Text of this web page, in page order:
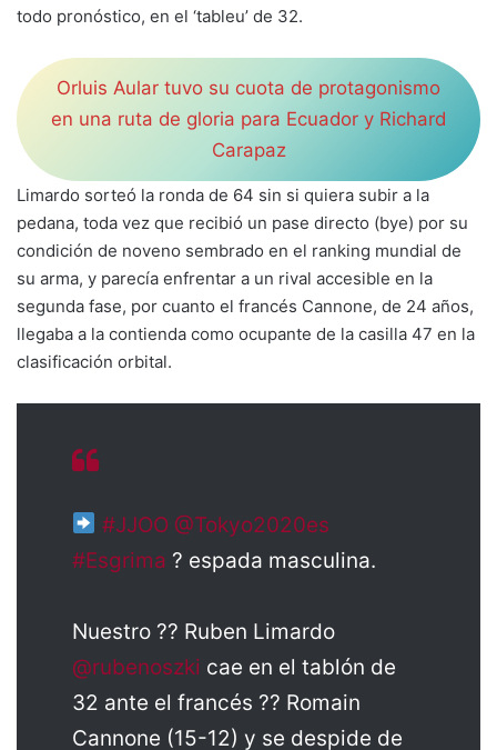
todo pronóstico, en el ‘tableu’ de 32.
Orluis Aular tuvo su cuota de protagonismo
en una ruta de gloria para Ecuador y Richard
Carapaz
Limardo sorteó la ronda de 64 sin si quiera subir a la
pedana, toda vez que recibió un pase directo (bye) por su
condición de noveno sembrado en el ranking mundial de
su arma, y parecía enfrentar a un rival accesible en la
segunda fase, por cuanto el francés Cannone, de 24 años,
llegaba a la contienda como ocupante de la casilla 47 en la
clasificación orbital.
#JJOO @Tokyo2020es
#Esgrima ? espada masculina.
Nuestro ?? Ruben Limardo
@rubenoszki cae en el tablón de
32 ante el francés ?? Romain
Cannone (15-12) y se despide de